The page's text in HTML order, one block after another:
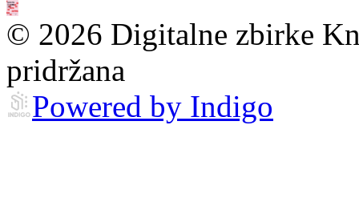
© 2026 Digitalne zbirke
pridržana
Powered by Indigo